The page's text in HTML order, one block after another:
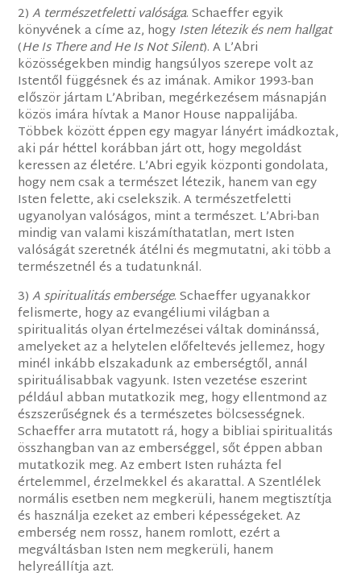
2)A természetfeletti valósága. Schaeffer egyik
könyvének a címe az, hogyIsten létezik és nem hallgat
(He Is There and He Is Not Silent). A L’Abri
közösségekben mindig hangsúlyos szerepe volt az
Istentől függésnek és az imának. Amikor 1993-ban
először jártam L’Abriban, megérkezésem másnapján
közös imára hívtak a Manor House nappalijába.
Többek között éppen egy magyar lányért imádkoztak,
aki pár héttel korábban járt ott, hogy megoldást
keressen az életére. L’Abri egyik központi gondolata,
hogy nem csak a természet létezik, hanem van egy
Isten felette, aki cselekszik. A természetfeletti
ugyanolyan valóságos, mint a természet. L’Abri-ban
mindig van valami kiszámíthatatlan, mert Isten
valóságát szeretnék átélni és megmutatni, aki több a
természetnél és a tudatunknál.
3)A spiritualitás embersége. Schaeffer ugyanakkor
felismerte, hogy az evangéliumi világban a
spiritualitás olyan értelmezései váltak dominánssá,
amelyeket az a helytelen előfeltevés jellemez, hogy
minél inkább elszakadunk az emberségtől, annál
spirituálisabbak vagyunk. Isten vezetése eszerint
például abban mutatkozik meg, hogy ellentmond az
észszerűségnek és a természetes bölcsességnek.
Schaeffer arra mutatott rá, hogy a bibliai spiritualitás
összhangban van az emberséggel, sőt éppen abban
mutatkozik meg. Az embert Isten ruházta fel
értelemmel, érzelmekkel és akarattal. A Szentlélek
normális esetben nem megkerüli, hanem megtisztítja
és használja ezeket az emberi képességeket. Az
emberség nem rossz, hanem romlott, ezért a
megváltásban Isten nem megkerüli, hanem
helyreállítja azt.